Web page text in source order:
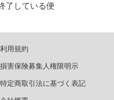
了している便
利用規約
損害保険募集人権限明示
特定商取引法に基づく表記